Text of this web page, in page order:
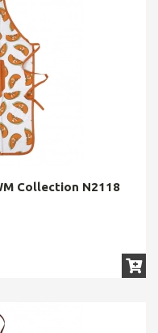
Collection N2118